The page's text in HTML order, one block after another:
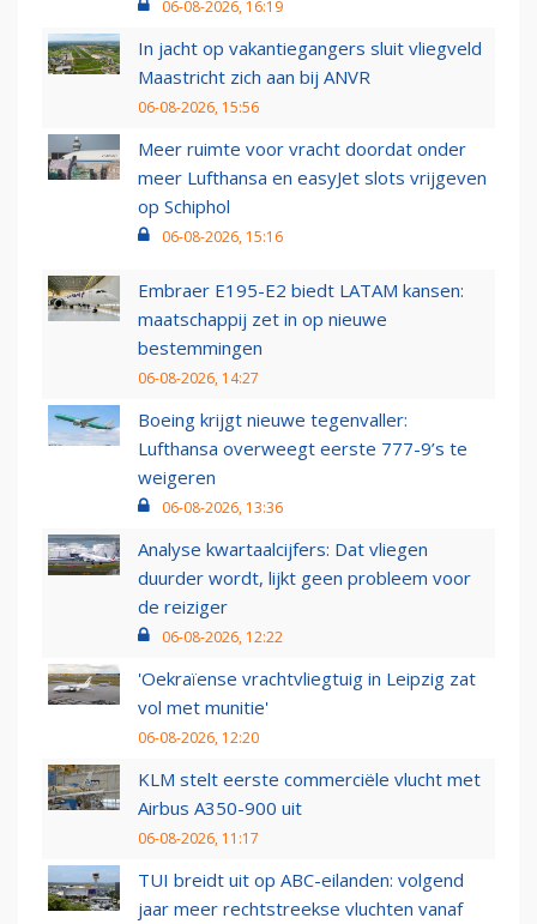
06-08-2026, 16:19
In jacht op vakantiegangers sluit vliegveld
Maastricht zich aan bij ANVR
06-08-2026, 15:56
Meer ruimte voor vracht doordat onder
meer Lufthansa en easyJet slots vrijgeven
op Schiphol
06-08-2026, 15:16
Embraer E195-E2 biedt LATAM kansen:
maatschappij zet in op nieuwe
bestemmingen
06-08-2026, 14:27
Boeing krijgt nieuwe tegenvaller:
Lufthansa overweegt eerste 777-9’s te
weigeren
06-08-2026, 13:36
Analyse kwartaalcijfers: Dat vliegen
duurder wordt, lijkt geen probleem voor
de reiziger
06-08-2026, 12:22
'Oekraïense vrachtvliegtuig in Leipzig zat
vol met munitie'
06-08-2026, 12:20
KLM stelt eerste commerciële vlucht met
Airbus A350-900 uit
06-08-2026, 11:17
TUI breidt uit op ABC-eilanden: volgend
jaar meer rechtstreekse vluchten vanaf